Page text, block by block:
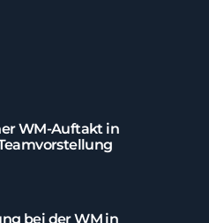
WM-Auftakt in
bei der WM in